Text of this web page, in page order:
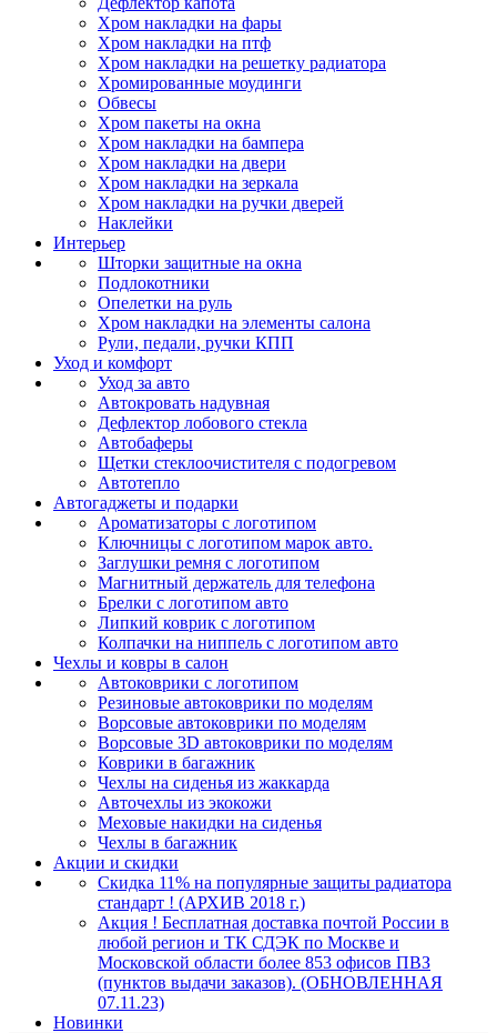
Хром накладки на фары
Хром накладки на птф
Хром накладки на решетку радиатора
Хромированные моудинги
Обвесы
Хром пакеты на окна
Хром накладки на бампера
Хром накладки на двери
Хром накладки на зеркала
Хром накладки на ручки дверей
Наклейки
Интерьер
Шторки защитные на окна
Подлокотники
Опелетки на руль
Хром накладки на элементы салона
Рули, педали, ручки КПП
Уход и комфорт
Уход за авто
Автокровать надувная
Дефлектор лобового стекла
Автобаферы
Щетки стеклоочистителя с подогревом
Автотепло
Автогаджеты и подарки
Ароматизаторы с логотипом
Ключницы с логотипом марок авто.
Заглушки ремня с логотипом
Магнитный держатель для телефона
Брелки с логотипом авто
Липкий коврик c логотипом
Колпачки на ниппель с логотипом авто
Чехлы и ковры в салон
Автоковрики с логотипом
Резиновые автоковрики по моделям
Ворсовые автоковрики по моделям
Ворсовые 3D автоковрики по моделям
Коврики в багажник
Чехлы на сиденья из жаккарда
Авточехлы из экокожи
Меховые накидки на сиденья
Чехлы в багажник
Акции и скидки
Скидка 11% на популярные защиты радиатора
стандарт ! (АРХИВ 2018 г.)
Акция ! Бесплатная доставка почтой России в
любой регион и ТК СДЭК по Москве и
Московской области более 853 офисов ПВЗ
(пунктов выдачи заказов). (ОБНОВЛЕННАЯ
07.11.23)
Новинки